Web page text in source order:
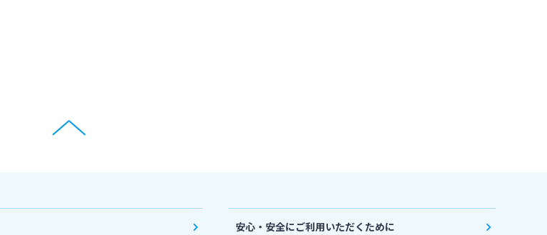
安心・安全にご利用いただくために